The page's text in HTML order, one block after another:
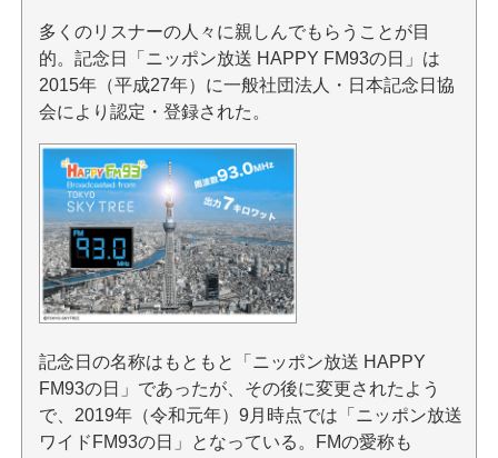
多くのリスナーの人々に親しんでもらうことが目
的。記念日「ニッポン放送 HAPPY FM93の日」は
2015年（平成27年）に一般社団法人・日本記念日協
会により認定・登録された。
記念日の名称はもともと「ニッポン放送 HAPPY
FM93の日」であったが、その後に変更されたよう
で、2019年（令和元年）9月時点では「ニッポン放送
ワイドFM93の日」となっている。FMの愛称も